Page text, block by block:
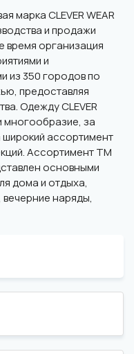
марка CLEVER WEAR
и продажи
организация
и
из 350 городов по
предоставляя
Одежду CLEVER
многообразие, за
ассортимент
Ассортимент ТМ
основными
дома и отдыха,
наряды,